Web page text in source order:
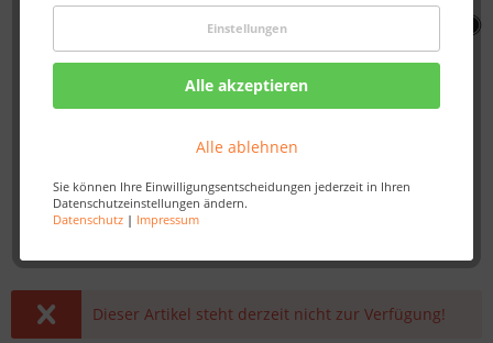
Einstellungen
Alle akzeptieren
Alle ablehnen
Sie können Ihre Einwilligungsentscheidungen jederzeit in Ihren
Datenschutzeinstellungen ändern.
Datenschutz| Impressum
Dieser Artikel steht derzeit nicht zur Verfügung!